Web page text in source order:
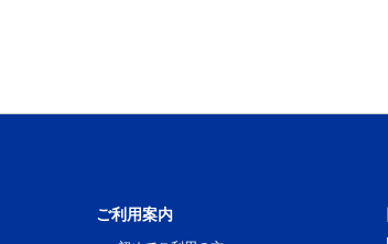
ご利用案内